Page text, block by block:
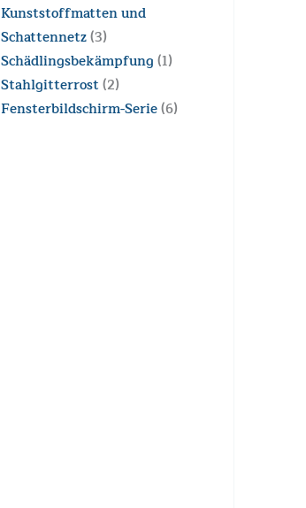
Kunststoffmatten und
Schattennetz(3)
Schädlingsbekämpfung (1)
Stahlgitterrost (2)
Fensterbildschirm-Serie(6)